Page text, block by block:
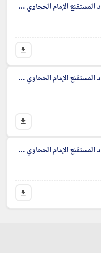
شرح كتاب الحج من كتاب زاد المستقنع الإمام الحجاوي - الدرس الثامن
شرح كتاب الحج من كتاب زاد المستقنع الإمام الحجاوي - الدرس التاسع
شرح كتاب الحج من كتاب زاد المستقنع الإمام الحجاوي - الدرس العاشر